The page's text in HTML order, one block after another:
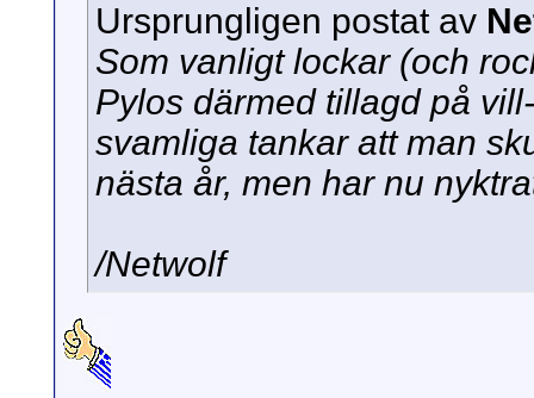
Ursprungligen postat av
Som vanligt lockar (och
Pylos därmed tillagd på
svamliga tankar att man
nästa år, men har nu
/Netwolf